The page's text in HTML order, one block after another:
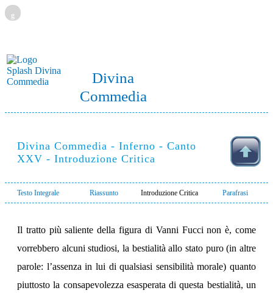
g
Divina
Commedia
Divina Commedia - Inferno - Canto
XXV - Introduzione Critica
Testo Integrale Riassunto Introduzione Critica Parafrasi
Il tratto più saliente della figura di Vanni Fucci non è, come
vorrebbero alcuni studiosi, la bestialità allo stato puro (in altre
parole: l’assenza in lui di qualsiasi sensibilità morale) quanto
piuttosto la consapevolezza esasperata di questa bestialità, un